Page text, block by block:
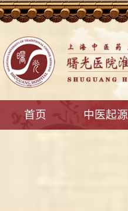
首页 中医起源